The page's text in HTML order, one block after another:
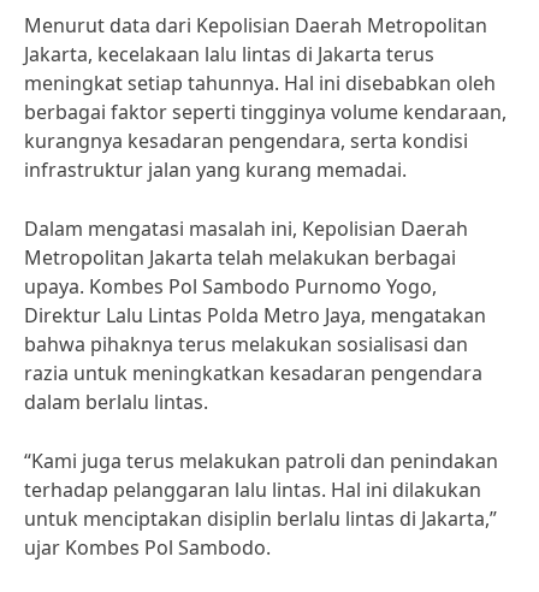
Menurut data dari Kepolisian Daerah Metropolitan
Jakarta, kecelakaan lalu lintas di Jakarta terus
meningkat setiap tahunnya. Hal ini disebabkan oleh
berbagai faktor seperti tingginya volume kendaraan,
kurangnya kesadaran pengendara, serta kondisi
infrastruktur jalan yang kurang memadai.
Dalam mengatasi masalah ini, Kepolisian Daerah
Metropolitan Jakarta telah melakukan berbagai
upaya. Kombes Pol Sambodo Purnomo Yogo,
Direktur Lalu Lintas Polda Metro Jaya, mengatakan
bahwa pihaknya terus melakukan sosialisasi dan
razia untuk meningkatkan kesadaran pengendara
dalam berlalu lintas.
“Kami juga terus melakukan patroli dan penindakan
terhadap pelanggaran lalu lintas. Hal ini dilakukan
untuk menciptakan disiplin berlalu lintas di Jakarta,”
ujar Kombes Pol Sambodo.